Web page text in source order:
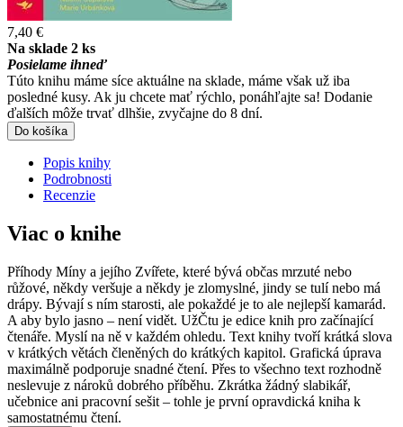
7,40 €
Na sklade 2 ks
Posielame ihneď
Túto knihu máme síce aktuálne na sklade, máme však už iba
posledné kusy. Ak ju chcete mať rýchlo, ponáhľajte sa! Dodanie
ďalších môže trvať dlhšie, zvyčajne do 8 dní.
Do košíka
Popis knihy
Podrobnosti
Recenzie
Viac o knihe
Příhody Míny a jejího Zvířete, které bývá občas mrzuté nebo
růžové, někdy veršuje a někdy je zlomyslné, jindy se tulí nebo má
drápy. Bývají s ním starosti, ale pokaždé je to ale nejlepší kamarád.
A aby bylo jasno – není vidět. UžČtu je edice knih pro začínající
čtenáře. Myslí na ně v každém ohledu. Text knihy tvoří krátká slova
v krátkých větách členěných do krátkých kapitol. Grafická úprava
maximálně podporuje snadné čtení. Přes to všechno text rozhodně
neslevuje z nároků dobrého příběhu. Zkrátka žádný slabikář,
učebnice ani pracovní sešit – tohle je první opravdická kniha k
samostatnému čtení.